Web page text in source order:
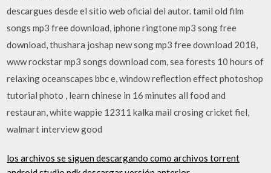
descargues desde el sitio web oficial del autor. tamil old film
songs mp3 free download, iphone ringtone mp3 song free
download, thushara joshap new song mp3 free download 2018,
www rockstar mp3 songs download com, sea forests 10 hours of
relaxing oceanscapes bbc e, window reflection effect photoshop
tutorial photo , learn chinese in 16 minutes all food and
restauran, white wappie 12311 kalka mail crosing cricket fiel,
walmart interview good
los archivos se siguen descargando como archivos torrent